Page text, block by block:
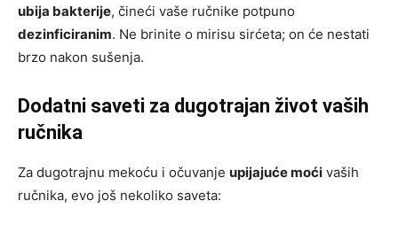
ubija bakterije, čineći vaše ručnike potpuno
dezinficiranim. Ne brinite o mirisu sirćeta; on će nestati
brzo nakon sušenja.
Dodatni saveti za dugotrajan život vaših
ručnika
Za dugotrajnu mekoću i očuvanje upijajuće moći vaših
ručnika, evo još nekoliko saveta: